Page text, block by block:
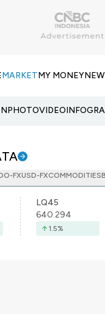
MARKETMY MONEY
PHOTOVIDEO
FXUSD-FXCOMMODITIES
LQ45
640.294
1.5%